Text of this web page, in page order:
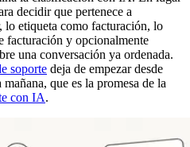
decidir que pertenece a
etiqueta como facturación, lo
facturación y opcionalmente
una conversación ya ordenada.
soporte deja de empezar desde
que es la promesa de la
con IA.